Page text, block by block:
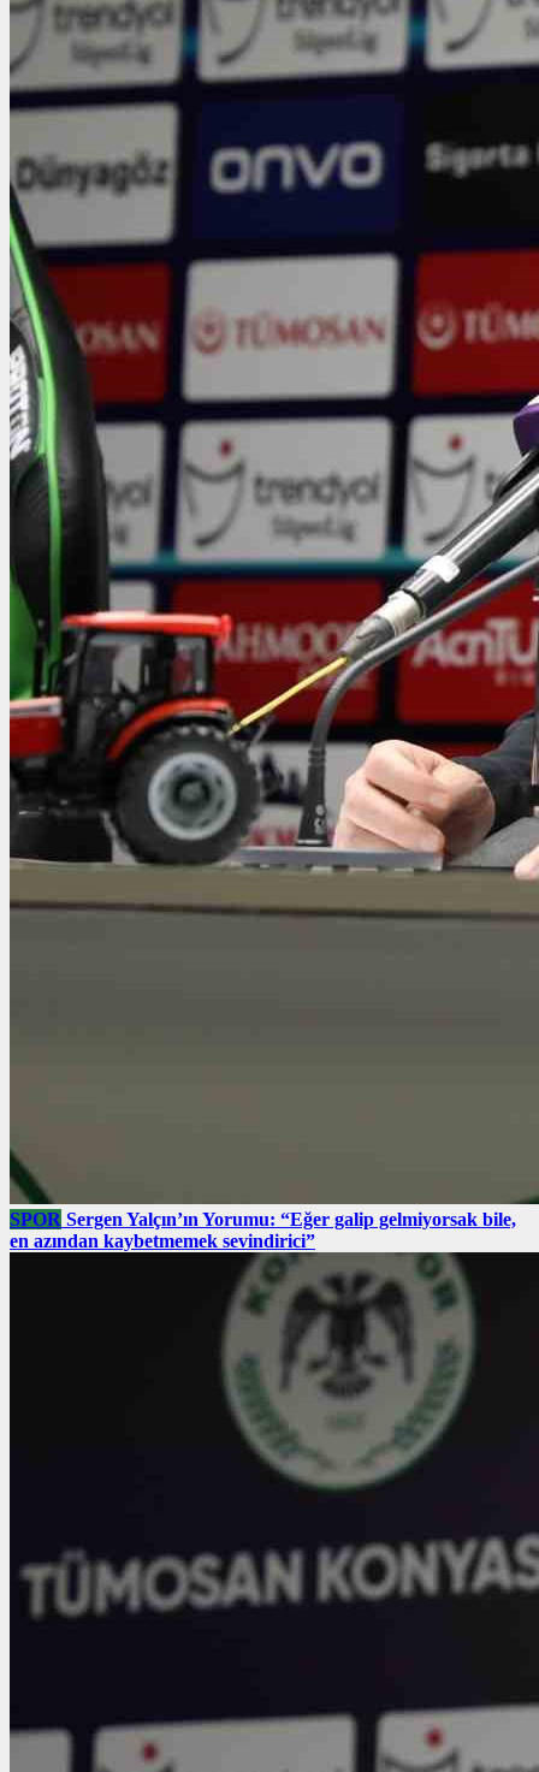
SPOR Sergen Yalçın’ın Yorumu: “Eğer galip gelmiyorsak bile,
en azından kaybetmemek sevindirici”